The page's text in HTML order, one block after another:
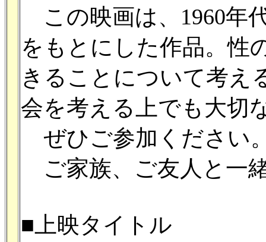
この映画は、1960年
をもとにした作品。性
きることについて考え
会を考える上でも大切
ぜひご参加ください
ご家族、ご友人と一
■上映タイトル